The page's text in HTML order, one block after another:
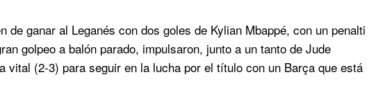
de ganar al Leganés con dos goles de Kylian Mbappé, con un penalti
golpeo a balón parado, impulsaron, junto a un tanto de Jude
vital (2-3) para seguir en la lucha por el título con un Barça que está